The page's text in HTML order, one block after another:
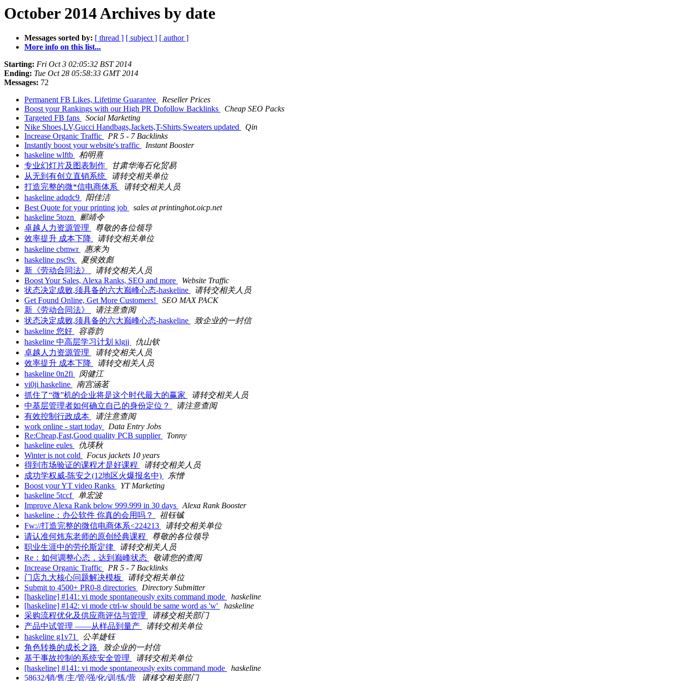
October 2014 Archives by date
Messages sorted by: [ thread ] [ subject ] [ author ]
More info on this list...
Starting: Fri Oct 3 02:05:32 BST 2014
Ending: Tue Oct 28 05:58:33 GMT 2014
Messages: 72
Permanent FB Likes, Lifetime Guarantee
Reseller Prices
Boost your Rankings with our High PR Dofollow Backlinks
Cheap SEO Packs
Targeted FB fans
Social Marketing
Nike Shoes,LV,Gucci Handbags,Jackets,T-Shirts,Sweaters updated
Qin
Increase Organic Traffic
PR 5 - 7 Backlinks
Instantly boost your website's traffic
Instant Booster
haskeline wlftb
柏明熹
专业幻灯片及图表制作
甘肃华海石化贸易
从无到有创立直销系统
请转交相关单位
打造完整的微*信电商体系
请转交相关人员
haskeline adqdc9
阳佳洁
Best Quote for your printing job
sales at printinghot.oicp.net
haskeline 5tozn
郦靖令
卓越人力资源管理
尊敬的各位领导
效率提升 成本下降
请转交相关单位
haskeline cbmwr
惠来为
haskeline psc9x
夏侯效彪
新《劳动合同法》
请转交相关人员
Boost Your Sales, Alexa Ranks, SEO and more
Website Traffic
状态决定成败,须具备的六大巅峰心态-haskeline
请转交相关人员
Get Found Online, Get More Customers!
SEO MAX PACK
新《劳动合同法》
请注意查阅
状态决定成败,须具备的六大巅峰心态-haskeline
致企业的一封信
haskeline 您好
容蓉韵
haskeline 中高层学习计划 klgjj
仇山钦
卓越人力资源管理
请转交相关人员
效率提升 成本下降
请转交相关人员
haskeline 0n2fi
闵健江
vi0ji haskeline
南宫涵茗
抓住了“微”机的企业将是这个时代最大的赢家
请转交相关人员
中基层管理者如何确立自己的身份定位？
请注意查阅
有效控制行政成本
请注意查阅
work online - start today
Data Entry Jobs
Re:Cheap,Fast,Good quality PCB supplier
Tonny
haskeline eules
仇瑛秋
Winter is not cold
Focus jackets 10 years
得到市场验证的课程才是好课程
请转交相关人员
成功学权威-陈安之(12地区火爆报名中)
东憎
Boost your YT video Ranks
YT Marketing
haskeline 5tccf
单宏波
Improve Alexa Rank below 999.999 in 30 days
Alexa Rank Booster
haskeline：办公软件 你真的会用吗？
祖钰铖
Fw://打造完整的微信电商体系<224213
请转交相关单位
请认准何炜东老师的原创经典课程
尊敬的各位领导
职业生涯中的劳伦斯定律
请转交相关人员
Re：如何调整心态，达到巅峰状态
敬请您的查阅
Increase Organic Traffic
PR 5 - 7 Backlinks
门店九大核心问题解决模板
请转交相关单位
Submit to 4500+ PR0-8 directories
Directory Submitter
[haskeline] #141: vi mode spontaneously exits command mode
haskeline
[haskeline] #142: vi mode ctrl-w should be same word as 'w'
haskeline
采购流程优化及供应商评估与管理
请移交相关部门
产品中试管理 ――从样品到量产
请转交相关单位
haskeline g1v71
公羊婕钰
角色转换的成长之路
致企业的一封信
基于事故控制的系统安全管理
请转交相关单位
[haskeline] #141: vi mode spontaneously exits command mode
haskeline
58632/销/售/主/管/强/化/训/练/营
请移交相关部门